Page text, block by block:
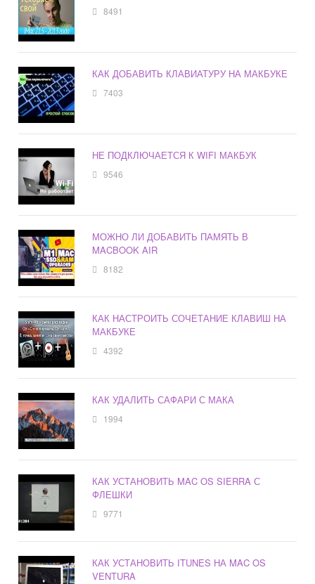
8491
КАК ДОБАВИТЬ КЛАВИАТУРУ НА МАКБУКЕ
7403
НЕ ПОДКЛЮЧАЕТСЯ К WIFI МАКБУК
9546
МОЖНО ЛИ ДОБАВИТЬ ПАМЯТЬ В
MACBOOK AIR
8182
КАК НАСТРОИТЬ СОЧЕТАНИЕ КЛАВИШ НА
МАКБУКЕ
4392
КАК УДАЛИТЬ САФАРИ С МАКА
1994
КАК УСТАНОВИТЬ MAC OS SIERRA С
ФЛЕШКИ
9771
КАК УСТАНОВИТЬ ITUNES НА MAC OS
VENTURA